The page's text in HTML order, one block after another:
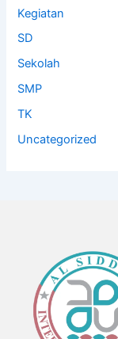
Kegiatan
SD
Sekolah
SMP
TK
Uncategorized